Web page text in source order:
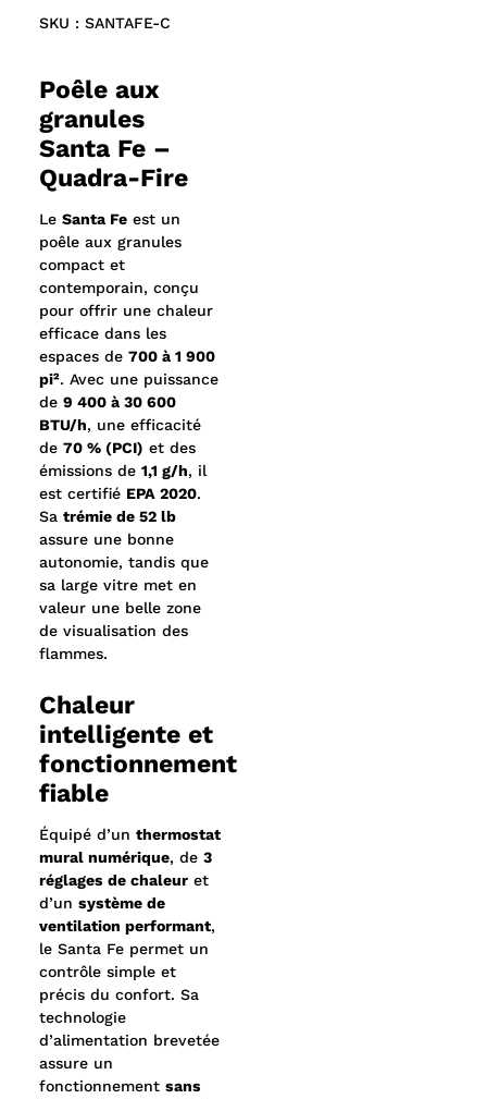
SKU : SANTAFE-C
Poêle aux
granules
Santa Fe –
Quadra-Fire
LeSanta Fe est un
poêle aux granules
compact et
contemporain, conçu
pour offrir une chaleur
efficace dans les
espaces de700 à 1 900
pi². Avec une puissance
de9 400 à 30 600
BTU/h, une efficacité
de70 % (PCI) et des
émissions de1,1 g/h, il
est certifié EPA 2020.
Satrémie de 52 lb
assure une bonne
autonomie, tandis que
sa large vitre met en
valeur une belle zone
de visualisation des
flammes.
Chaleur
intelligente et
fonctionnement
fiable
Équipé d’unthermostat
mural numérique, de3
réglages de chaleur et
d’unsystème de
ventilation performant,
le Santa Fe permet un
contrôle simple et
précis du confort. Sa
technologie
d’alimentation brevetée
assure un
fonctionnementsans
3 réglages de chaleur
Technologie originale de combustion brevetée
Quadra-Fire
Système d’alimentation breveté assurant un
fonctionnement sans bourrage
Trémie de 52 lb
Dimensions(L x H x P)
25 1/2 po x 28 11/16 po x 21 1/4 po